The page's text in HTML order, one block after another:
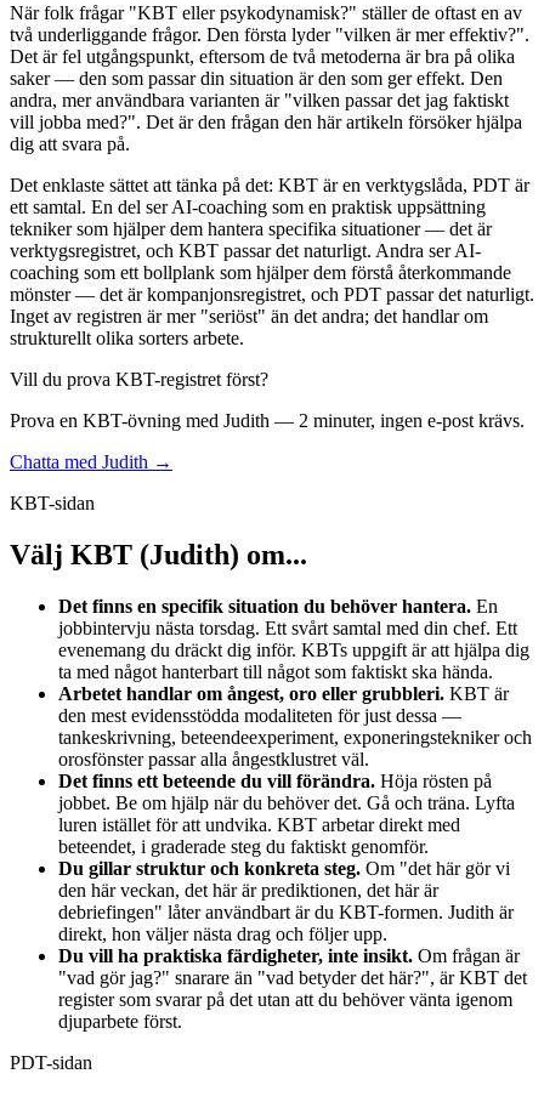
När folk frågar "KBT eller psykodynamisk?" ställer de oftast en av
två underliggande frågor. Den första lyder "vilken är mer effektiv?".
Det är fel utgångspunkt, eftersom de två metoderna är bra på olika
saker — den som passar din situation är den som ger effekt. Den
andra, mer användbara varianten är "vilken passar det jag faktiskt
vill jobba med?". Det är den frågan den här artikeln försöker hjälpa
dig att svara på.
Det enklaste sättet att tänka på det: KBT är en verktygslåda, PDT är
ett samtal. En del ser AI-coaching som en praktisk uppsättning
tekniker som hjälper dem hantera specifika situationer — det är
verktygsregistret, och KBT passar det naturligt. Andra ser AI-
coaching som ett bollplank som hjälper dem förstå återkommande
mönster — det är kompanjonsregistret, och PDT passar det naturligt.
Inget av registren är mer "seriöst" än det andra; det handlar om
strukturellt olika sorters arbete.
Vill du prova KBT-registret först?
Prova en KBT-övning med Judith — 2 minuter, ingen e-post krävs.
Chatta med Judith →
KBT-sidan
Välj KBT (Judith) om...
Det finns en specifik situation du behöver hantera. En
jobbintervju nästa torsdag. Ett svårt samtal med din chef. Ett
evenemang du dräckt dig inför. KBTs uppgift är att hjälpa dig
ta med något hanterbart till något som faktiskt ska hända.
Arbetet handlar om ångest, oro eller grubbleri. KBT är
den mest evidensstödda modaliteten för just dessa —
tankeskrivning, beteendeexperiment, exponeringstekniker och
orosfönster passar alla ångestklustret väl.
Det finns ett beteende du vill förändra. Höja rösten på
jobbet. Be om hjälp när du behöver det. Gå och träna. Lyfta
luren istället för att undvika. KBT arbetar direkt med
beteendet, i graderade steg du faktiskt genomför.
Du gillar struktur och konkreta steg. Om "det här gör vi
den här veckan, det här är prediktionen, det här är
debriefingen" låter användbart är du KBT-formen. Judith är
direkt, hon väljer nästa drag och följer upp.
Du vill ha praktiska färdigheter, inte insikt. Om frågan är
"vad gör jag?" snarare än "vad betyder det här?", är KBT det
register som svarar på det utan att du behöver vänta igenom
djuparbete först.
PDT-sidan